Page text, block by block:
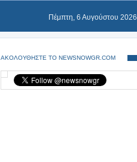
Πέμπτη, 6 Αυγούστου 2026
ΑΚΟΛΟΥΘΗΣΤΕ ΤΟ NEWSNOWGR.COM